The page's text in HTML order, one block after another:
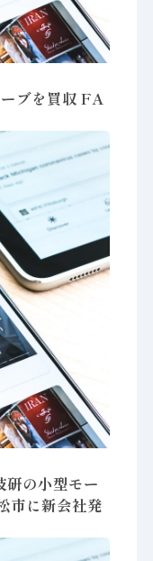
ブを買収 FA
研の小型モー
市に新会社発